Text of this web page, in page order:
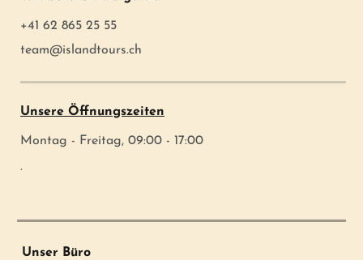
+41 62 865 25 55
team@islandtours.ch
Unsere Öffnungszeiten
Montag - Freitag, 09:00 - 17:00
.
Unser Büro